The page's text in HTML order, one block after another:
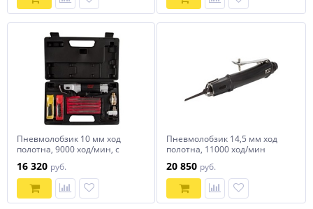
Пневмолобзик 10 мм ход
полотна, 9000 ход/мин, с
22 предмета MIGHTY SEVEN
QD-291N
16 320 руб.
Пневмолобзик 14,5 мм ход
полотна, 11000 ход/мин
20 850 руб.